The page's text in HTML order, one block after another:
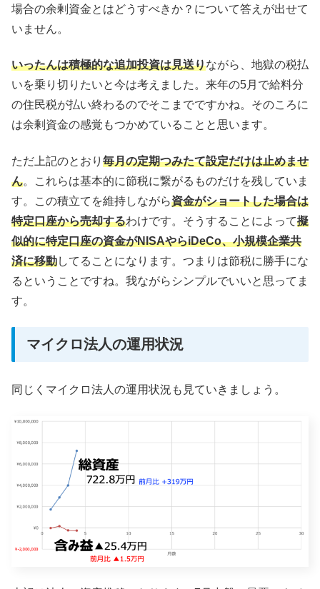
場合の余剰資金とはどうすべきか？について答えが出せて
いません。
いったんは積極的な追加投資は見送りながら、地獄の税払
いを乗り切りたいと今は考えました。来年の5月で給料分
の住民税が払い終わるのでそこまでですかね。そのころに
は余剰資金の感覚もつかめていることと思います。
ただ上記のとおり 毎月の定期つみたて設定だけは止めませ
ん。これらは基本的に節税に繋がるものだけを残していま
す。この積立てを維持しながら資金がショートした場合は
特定口座から売却するわけです。そうすることによって擬
似的に特定口座の資金がNISAやらiDeCo、小規模企業共
済に移動してることになります。つまりは節税に勝手にな
るということですね。我ながらシンプルでいいと思ってま
す。
マイクロ法人の運用状況
同じくマイクロ法人の運用状況も見ていきましょう。